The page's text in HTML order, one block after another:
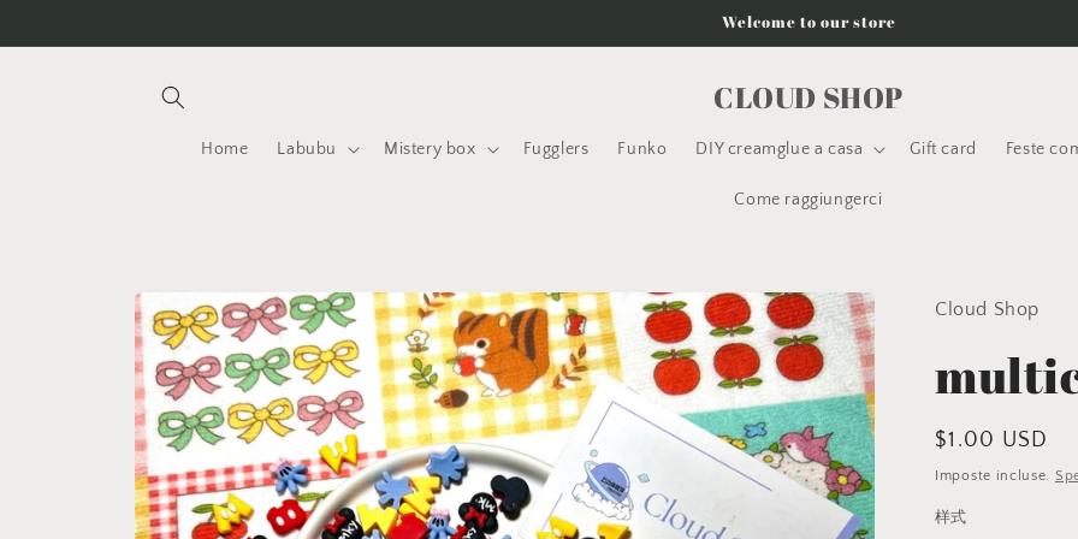
Welcome to our store
CLOUD SHOP
Home Labubu Mistery box Fugglers Funko DIY creamglue a casa Gift card Feste
Come raggiungerci
Passa alle
informazioni
sul
prodotto
Cloud Shop
Prezzo
di
listino
$1.00 USD
Imposte incluse.
样式